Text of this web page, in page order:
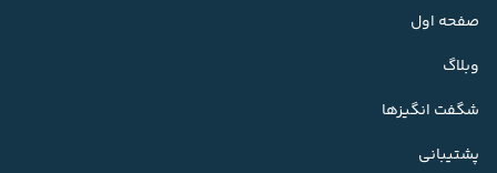
صفحه اول
وبلاگ
شگفت انگیزها
پشتیبانی